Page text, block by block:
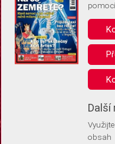
Pro základní fungování webu
(tzv. cookies apod.). Rádi
uložením volitelných informací:
Anonymní unikátní ID
Díky němu příště poznáme,
Identifikátor je zcela anonymní.
Vaše souhlasy a odmítnutí si
vás už příště znovu neptali.
Další
obsah